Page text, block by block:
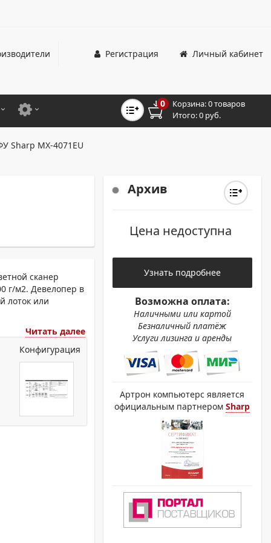
Личный кабинет
Регистрация
ПРИНТЕРЫ
ДЛЯ ШИРОКОФОРМАТНЫХ СИСТЕМ
0 Корзина:0 товаров
Итого:0 руб.
Sharp MX-4071EU
сканер
г/м2. Девелопер в
лоток или
Читать далее
Конфигурация
Архив
Цена недоступна
Узнать подробнее
Возможна оплата:
Наличными или картой
Безналичный платёж
Услуги лизинга и аренды
Артрон компьютерс является
официальным партнеромSharp